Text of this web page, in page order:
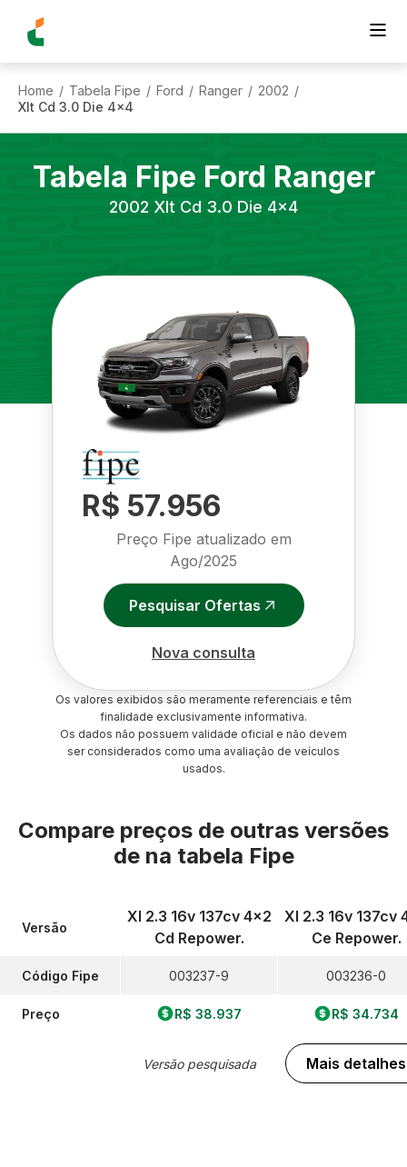
Home / Tabela Fipe / Ford / Ranger / 2002 /
Xlt Cd 3.0 Die 4x4
Tabela Fipe Ford Ranger
2002 Xlt Cd 3.0 Die 4x4
R$ 57.956
Preço Fipe atualizado em
Ago/2025
Pesquisar Ofertas
Nova consulta
Os valores exibidos são meramente referenciais e têm
finalidade exclusivamente informativa.
Os dados não possuem validade oficial e não devem
ser considerados como uma avaliação de veículos
usados.
Compare preços de outras versões
de na tabela Fipe
Versão
Código Fipe
Preço
Xl 2.3 16v 137cv 4x2
Cd Repower.
003237-9
R$ 38.937
Versão pesquisada
Xl 2.3 16v 137cv
Ce Repower.
003236-0
R$ 34.734
Mais detalhes